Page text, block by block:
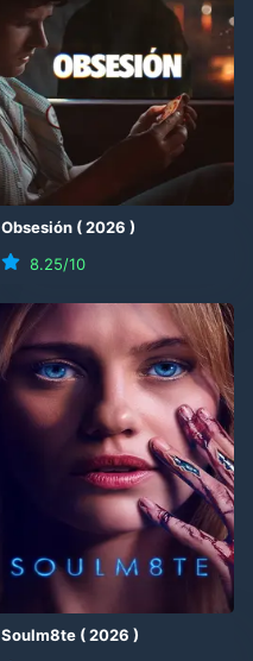
Obsesión (2026 )
8.25/10
Soulm8te (2026 )